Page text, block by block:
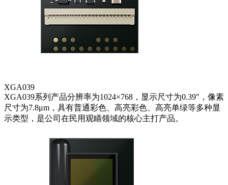
XGA039
XGA039系列产品分辨率为1024×768，显示尺寸为0.39"，像素
尺寸为7.8μm，具有普通彩色、高亮彩色、高亮单绿等多种显
示类型，是公司在民用观瞄领域的核心主打产品。